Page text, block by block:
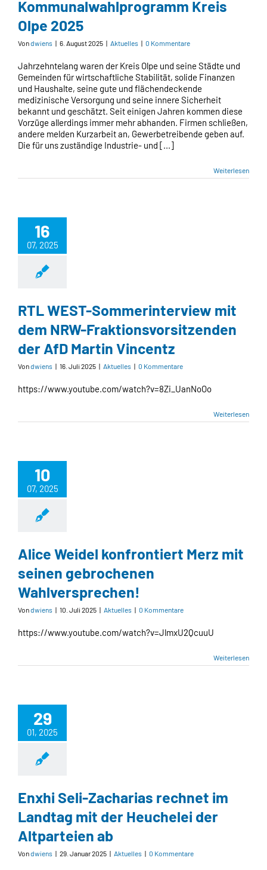
Kommunalwahlprogramm Kreis
Olpe 2025
Vondwiens | 6. August 2025 | Aktuelles | 0 Kommentare
Jahrzehntelang waren der Kreis Olpe und seine Städte und
Gemeinden für wirtschaftliche Stabilität, solide Finanzen
und Haushalte, seine gute und flächendeckende
medizinische Versorgung und seine innere Sicherheit
bekannt und geschätzt. Seit einigen Jahren kommen diese
Vorzüge allerdings immer mehr abhanden. Firmen schließen,
andere melden Kurzarbeit an, Gewerbetreibende geben auf.
Die für uns zuständige Industrie- und [...]
Weiterlesen
16
07, 2025
RTL WEST-Sommerinterview mit
dem NRW-Fraktionsvorsitzenden
der AfD Martin Vincentz
Vondwiens | 16. Juli 2025 | Aktuelles | 0 Kommentare
https://www.youtube.com/watch?v=8Zi_UanNoOo
Weiterlesen
10
07, 2025
Alice Weidel konfrontiert Merz mit
seinen gebrochenen
Wahlversprechen!
Vondwiens | 10. Juli 2025 | Aktuelles | 0 Kommentare
https://www.youtube.com/watch?v=JlmxU2QcuuU
Weiterlesen
29
01, 2025
Enxhi Seli-Zacharias rechnet im
Landtag mit der Heuchelei der
Altparteien ab
Vondwiens | 29. Januar 2025 | Aktuelles | 0 Kommentare